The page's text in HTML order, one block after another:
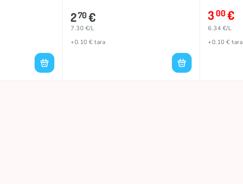
270€
7.30 €/L
+0.10 € tara
300€
6.34 €/L
+0.10 € tara